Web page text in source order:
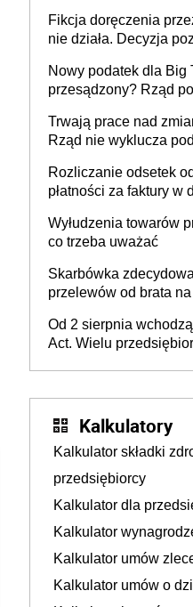
Fikcja doręczenia
nie działa. Decyzja
Nowy podatek dla Big
przesądzony? Rząd
Trwają prace nad
Rząd nie wyklucza
Rozliczanie odsetek
płatności za faktury w
Wyłudzenia towarów
co trzeba uważać
Skarbówka
przelewów od brata
darowizna, ale
Od 2 sierpnia
Act. Wielu
Kalkulatory
Kalkulator składki
przedsiębiorcy
Kalkulator dla
Kalkulator
Kalkulator umów
Kalkulator umów o